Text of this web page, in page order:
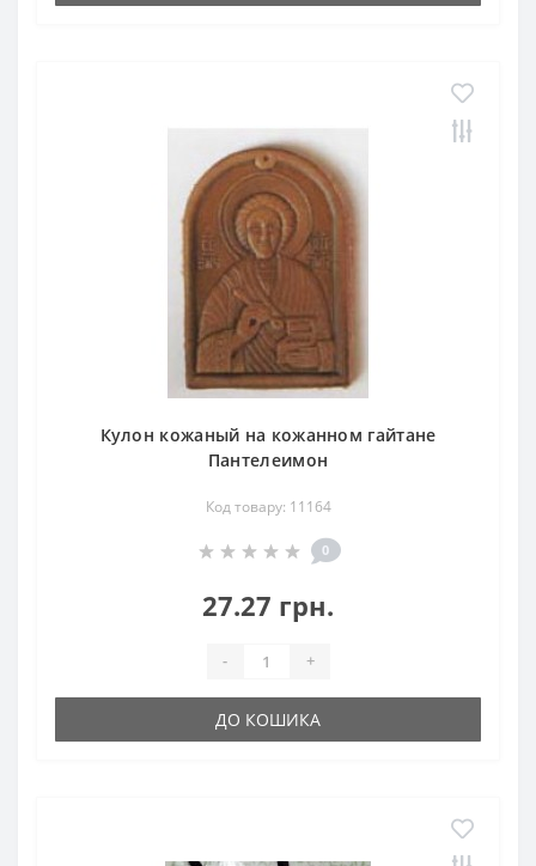
Кулон кожаный на кожанном гайтане
Пантелеимон
Код товару: 11164
0
27.27 грн.
- +
ДО КОШИКА